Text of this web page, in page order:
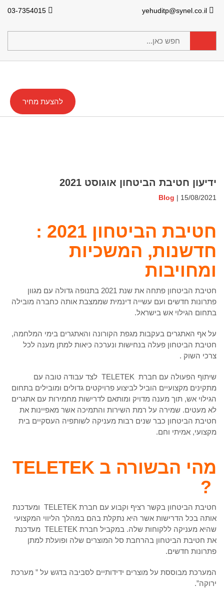
להצעת מחיר
ידיעון חטיבת הביטחון אוגוסט 2021
Blog | 15/08/2021
חטיבת הביטחון 2021 :
חדשנות, המשכיות
ומחויבות
חטיבת הביטחון פתחה את שנת 2021 בתנופה גדולה עם מגוון
פתרונות חדשים ועם עשייה דינמית שממצבת אותה כחברה מובילה
בתחום הגילוי אש בישראל.
על אף האתגרים בעקבות מגפת הקורונה והאתגרים בימי המלחמה,
חטיבת הביטחון פעלה בנחישות ונערכה כיאות למתן מענה לכל
צרכי השוק .
שיתוף הפעולה עם חברת TELETEK לצד עבודה טובה עם
מתקינים מקצועיים הוביל לביצוע פרויקטים גדולים ומובילים בתחום
הגילוי אש, תוך מענה מדויק ומותאם לדרישות מחמירות עם אתגרים
לא מעטים. שמירה על רמת השירות והתמיכה אשר מאפיינות את
חטיבת הביטחון כבר שנים רבות מעניקה לשותפיה העסקיים בית
מקצועי, אמיתי וחם.
מהי הבשורה ב TELETEK
?
חטיבת הביטחון בקשר רציף וקבוע עם חברת TELETEK ומעדכנת
אותה בכל הדרישות אשר היא נתקלת בהם במהלך הליווי המקצועי
שהיא מעניקה ללקוחות שלה. במקביל חברת TELETEK מעדכנת
את חטיבת הביטחון בהרחבת סל המוצרים שלה ופועלת למתן
פתרונות חדשים.
המערכת מבוססת על מוצרים ידידותיים לסביבה בדגש על ” מערכת
ירוקה”.